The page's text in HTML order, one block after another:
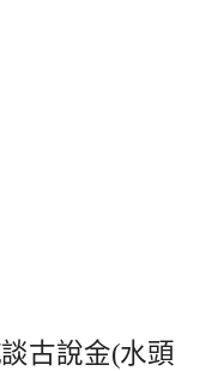
古說金(水頭